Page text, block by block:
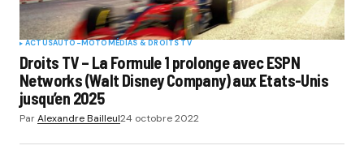
ACTUSAUTO-MOTOMÉDIAS & DROITS TV
Droits TV – La Formule 1 prolonge avec ESPN
Networks (Walt Disney Company) aux Etats-Unis
jusqu’en 2025
ParAlexandre Bailleul24 octobre 2022